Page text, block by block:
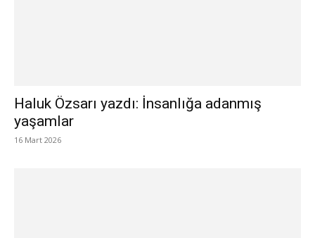
Haluk Özsarı yazdı: İnsanlığa adanmış
yaşamlar
16 Mart 2026